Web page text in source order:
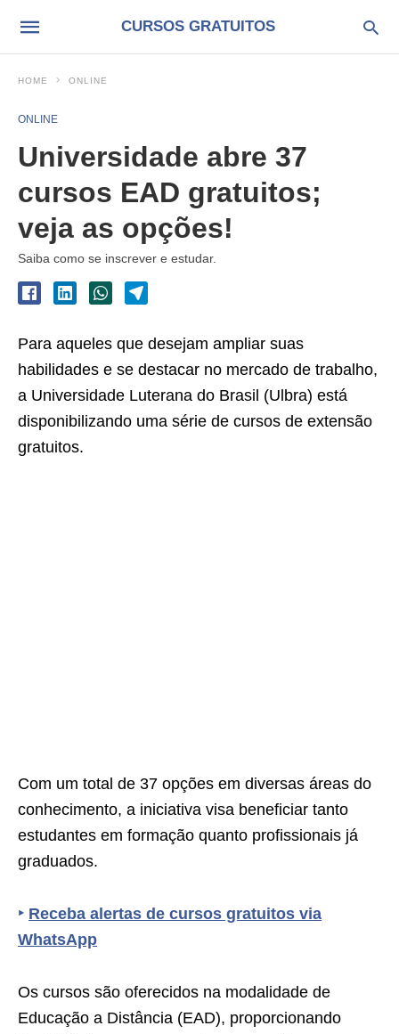
CURSOS GRATUITOS
HOME ONLINE
ONLINE
Universidade abre 37
cursos EAD gratuitos;
veja as opções!
Saiba como se inscrever e estudar.
Para aqueles que desejam ampliar suas
habilidades e se destacar no mercado de trabalho,
a Universidade Luterana do Brasil (Ulbra) está
disponibilizando uma série de cursos de extensão
gratuitos.
Com um total de 37 opções em diversas áreas do
conhecimento, a iniciativa visa beneficiar tanto
estudantes em formação quanto profissionais já
graduados.
‣ Receba alertas de cursos gratuitos via
WhatsApp
Os cursos são oferecidos na modalidade de
Educação a Distância (EAD), proporcionando